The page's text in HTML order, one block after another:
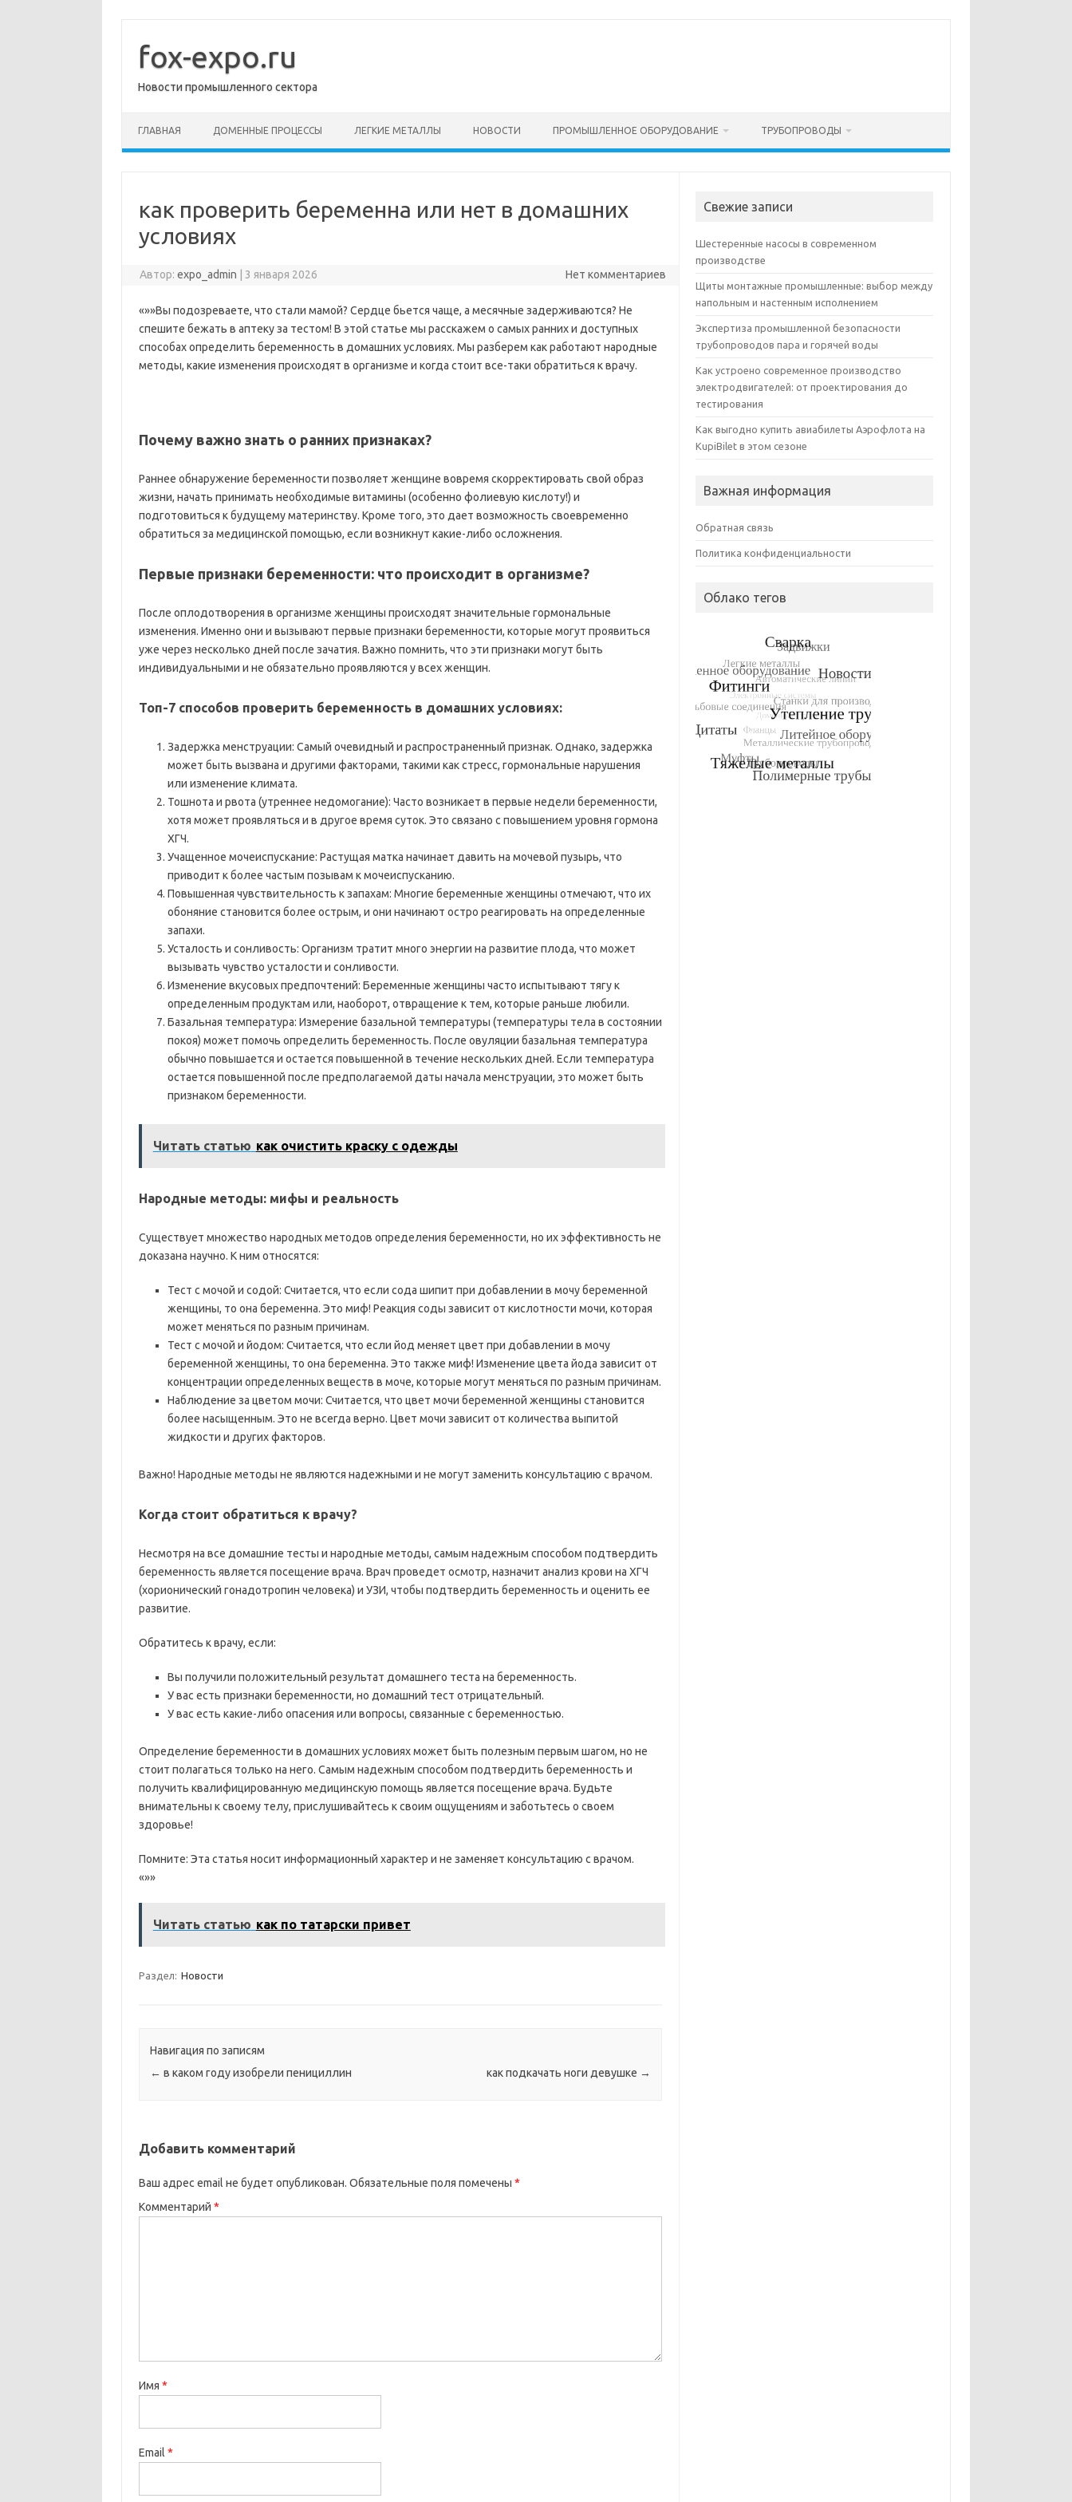
содержимому
fox-expo.ru
Новости промышленного сектора
ГЛАВНАЯ ДОМЕННЫЕ ПРОЦЕССЫ ЛЕГКИЕ МЕТАЛЛЫ НОВОСТИ ПРОМЫШЛЕННОЕ ОБОРУДОВАНИЕ ТРУБОПРОВОДЫ
как проверить беременна или нет в домашних
условиях
Автор:expo_admin 3 января 2026 Нет комментариев
«»»Вы подозреваете, что стали мамой? Сердце бьется чаще, а месячные задерживаются? Не
спешите бежать в аптеку за тестом! В этой статье мы расскажем о самых ранних и доступных
способах определить беременность в домашних условиях. Мы разберем как работают народные
методы, какие изменения происходят в организме и когда стоит все-таки обратиться к врачу.
Почему важно знать о ранних признаках?
Раннее обнаружение беременности позволяет женщине вовремя скорректировать свой образ
жизни, начать принимать необходимые витамины (особенно фолиевую кислоту!) и
подготовиться к будущему материнству. Кроме того, это дает возможность своевременно
обратиться за медицинской помощью, если возникнут какие-либо осложнения.
Первые признаки беременности: что происходит в организме?
После оплодотворения в организме женщины происходят значительные гормональные
изменения. Именно они и вызывают первые признаки беременности, которые могут проявиться
уже через несколько дней после зачатия. Важно помнить, что эти признаки могут быть
индивидуальными и не обязательно проявляются у всех женщин.
Топ-7 способов проверить беременность в домашних условиях:
Задержка менструации: Самый очевидный и распространенный признак. Однако, задержка
может быть вызвана и другими факторами, такими как стресс, гормональные нарушения
или изменение климата.
Тошнота и рвота (утреннее недомогание): Часто возникает в первые недели беременности,
хотя может проявляться и в другое время суток. Это связано с повышением уровня гормона
ХГЧ.
Учащенное мочеиспускание: Растущая матка начинает давить на мочевой пузырь, что
приводит к более частым позывам к мочеиспусканию.
Повышенная чувствительность к запахам: Многие беременные женщины отмечают, что их
обоняние становится более острым, и они начинают остро реагировать на определенные
запахи.
Усталость и сонливость: Организм тратит много энергии на развитие плода, что может
вызывать чувство усталости и сонливости.
Изменение вкусовых предпочтений: Беременные женщины часто испытывают тягу к
определенным продуктам или, наоборот, отвращение к тем, которые раньше любили.
Базальная температура: Измерение базальной температуры (температуры тела в состоянии
покоя) может помочь определить беременность. После овуляции базальная температура
обычно повышается и остается повышенной в течение нескольких дней. Если температура
остается повышенной после предполагаемой даты начала менструации, это может быть
признаком беременности.
Читать статью как очистить краску с одежды
Народные методы: мифы и реальность
Существует множество народных методов определения беременности, но их эффективность не
доказана научно. К ним относятся:
Тест с мочой и содой: Считается, что если сода шипит при добавлении в мочу беременной
женщины, то она беременна. Это миф! Реакция соды зависит от кислотности мочи, которая
может меняться по разным причинам.
Тест с мочой и йодом: Считается, что если йод меняет цвет при добавлении в мочу
беременной женщины, то она беременна. Это также миф! Изменение цвета йода зависит от
концентрации определенных веществ в моче, которые могут меняться по разным причинам.
Наблюдение за цветом мочи: Считается, что цвет мочи беременной женщины становится
более насыщенным. Это не всегда верно. Цвет мочи зависит от количества выпитой
жидкости и других факторов.
Важно! Народные методы не являются надежными и не могут заменить консультацию с врачом.
Когда стоит обратиться к врачу?
Несмотря на все домашние тесты и народные методы, самым надежным способом подтвердить
беременность является посещение врача. Врач проведет осмотр, назначит анализ крови на ХГЧ
(хорионический гонадотропин человека) и УЗИ, чтобы подтвердить беременность и оценить ее
развитие.
Обратитесь к врачу, если:
Вы получили положительный результат домашнего теста на беременность.
У вас есть признаки беременности, но домашний тест отрицательный.
У вас есть какие-либо опасения или вопросы, связанные с беременностью.
Определение беременности в домашних условиях может быть полезным первым шагом, но не
стоит полагаться только на него. Самым надежным способом подтвердить беременность и
получить квалифицированную медицинскую помощь является посещение врача. Будьте
внимательны к своему телу, прислушивайтесь к своим ощущениям и заботьтесь о своем
здоровье!
Помните: Эта статья носит информационный характер и не заменяет консультацию с врачом.
«»»
Читать статью как по татарски привет
Раздел: Новости
Навигация по записям
← в каком году изобрели пенициллин как подкачать ноги девушке →
Добавить комментарий
Ваш адрес email не будет опубликован. Обязательные поля помечены *
Комментарий *
Имя *
Email *
Свежие записи
Шестеренные насосы в современном
производстве
Щиты монтажные промышленные: выбор между
напольным и настенным исполнением
Экспертиза промышленной безопасности
трубопроводов пара и горячей воды
Как устроено современное производство
электродвигателей: от проектирования до
тестирования
Как выгодно купить авиабилеты Аэрофлота на
KupiBilet в этом сезоне
Важная информация
Обратная связь
Политика конфиденциальности
Облако тегов